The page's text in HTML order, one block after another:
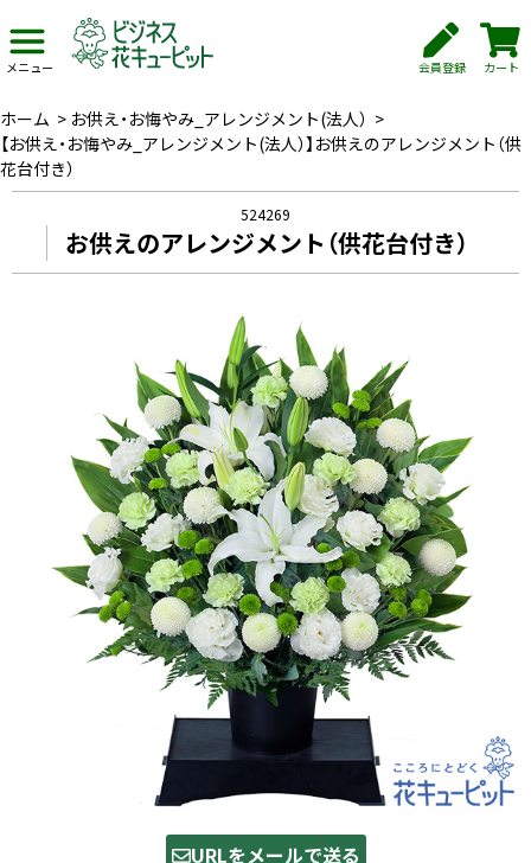
メニュー 会員登録 カート
ホーム > お供え・お悔やみ_アレンジメント(法人） >
【お供え・お悔やみ_アレンジメント(法人）】お供えのアレンジメント（供
花台付き）
524269
お供えのアレンジメント（供花台付き）
URLをメールで送る